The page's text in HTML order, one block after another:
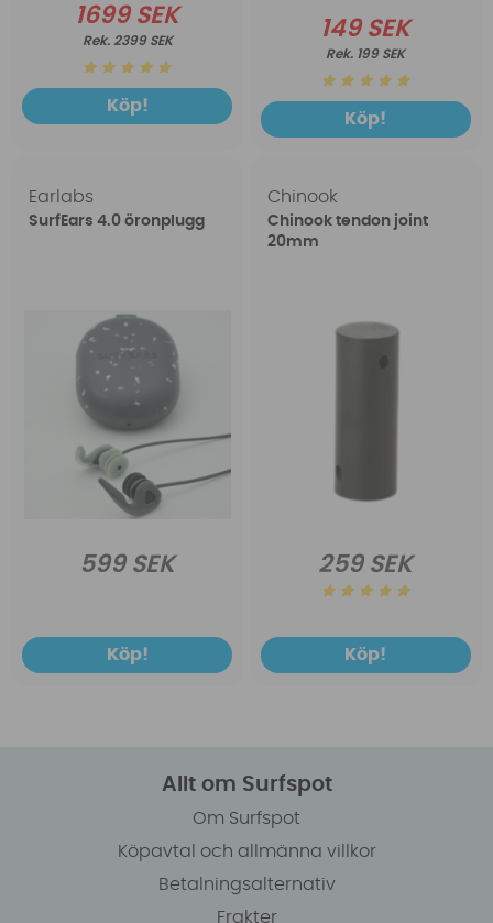
1699 SEK
2399 SEK
Köp!
149 SEK
199 SEK
Köp!
Earlabs
SurfEars 4.0 öronplugg
599 SEK
Köp!
Chinook
Chinook tendon joint
20mm
259 SEK
Köp!
Allt om Surfspot
Om Surfspot
Köpavtal och allmänna villkor
Betalningsalternativ
Frakter